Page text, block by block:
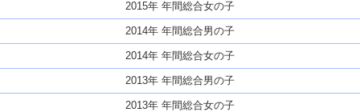
2015年 年間総合女の子
2014年 年間総合男の子
2014年 年間総合女の子
2013年 年間総合男の子
2013年 年間総合女の子